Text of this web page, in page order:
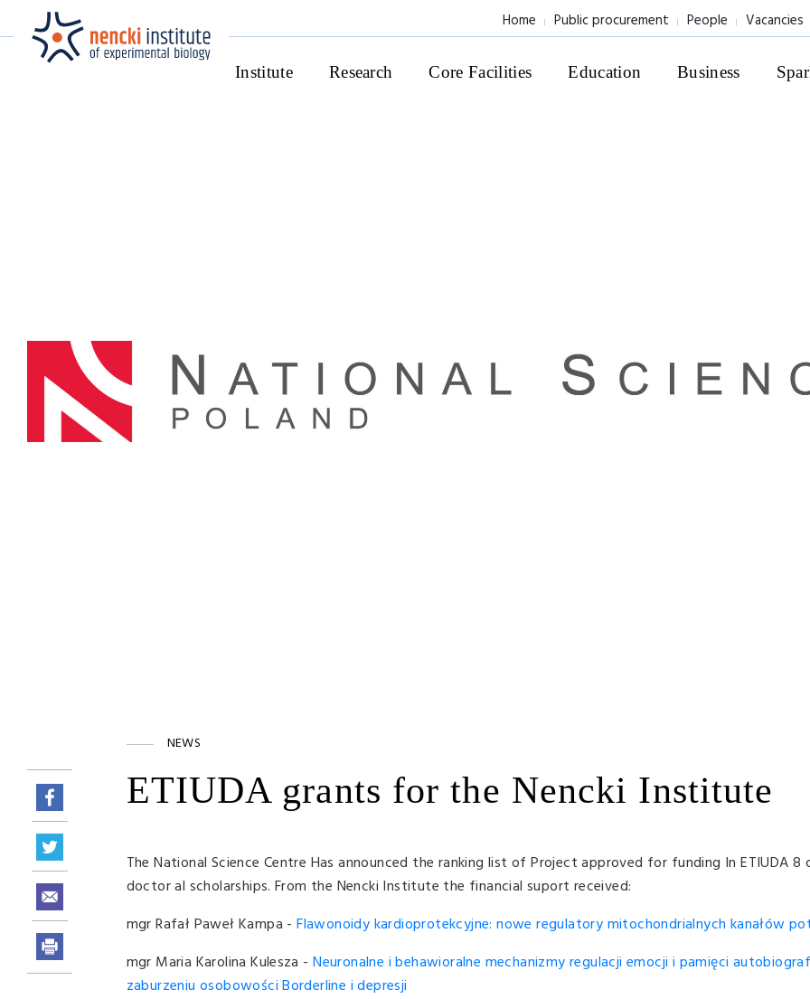
Home Public procurement People Vacancies
Institute Research Core Facilities Education Business
NEWS
ETIUDA grants for the Nencki Institute
The National Science Centre Has announced the ranking list of Project approved for funding In ETIUDA 8
doctor al scholarships. From the Nencki Institute the financial suport received:
mgr Rafał Paweł Kampa -Flawonoidy kardioprotekcyjne: nowe regulatory mitochondrialnych kanałów
mgr Maria Karolina Kulesza -Neuronalne i behawioralne mechanizmy regulacji emocji i pamięci
zaburzeniu osobowości Borderline i depresji